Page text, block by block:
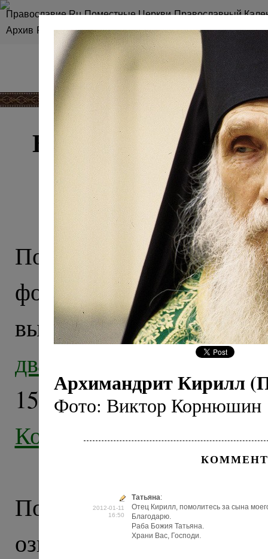
Православие.Ru Поместные Церкви Православный
Архив RSS Карта сайта
ВИКТОР
Портал Православие.Ru
фоторабот,
выставке«Русская
двадцатилетия: 1991-
15 фотографий из
Корнюшина.
Полностью с
ознакомиться
Архимандрит Кирилл
Фото: Виктор Корнюшин
2012-01-11
16:50
Татьяна:
Отец Кирилл, помолитесь за сына
Благодарю.
Раба Божия Татьяна.
Храни Вас, Господи.